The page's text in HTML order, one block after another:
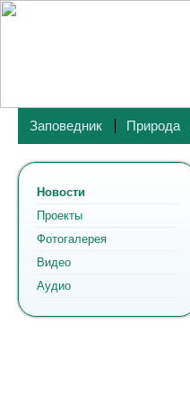
Заповедник Природа
Новости
Проекты
Фотогалерея
Видео
Аудио